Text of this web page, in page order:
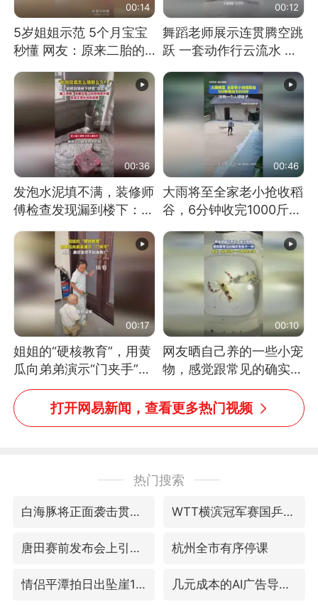
00:14
5岁姐姐示范 5个月宝宝
秒懂 网友：原来二胎的
00:12
舞蹈老师展示连贯腾空跳
跃 一套动作行云流水 节
到又舞又武的？
00:36
发泡水泥填不满，装修师
傅检查发现漏到楼下：出
00:46
大雨将至全家老小抢收稻
谷，6分钟收完1000斤，
00:17
姐姐的“硬核教育”，用黄
瓜向弟弟演示“门夹手”，
网友：果然言传不如身
教！
00:10
网友晒自己养的一些小宠
物，感觉跟常见的确实有
些不一样
打开网易新闻，查看更多热门视频
热门搜索
白海豚将正面袭击贯穿浙江 WTT横滨冠军赛国乒女单三将晋级四强
唐田赛前发布会上引用《孙子兵法》 杭州全市有序停课
情侣平潭拍日出坠崖1死1伤 几元成本的AI广告导致千万市值蒸发